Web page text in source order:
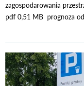
zagospodarowania
pdf 0,51 MB prognoza